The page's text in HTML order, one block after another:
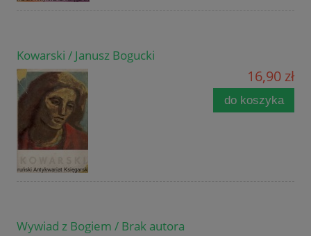
Kowarski / Janusz Bogucki
16,90 zł
do koszyka
Wywiad z Bogiem / Brak autora